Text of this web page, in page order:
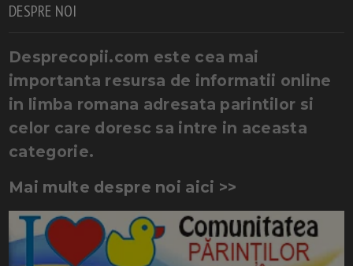
DESPRE NOI
Desprecopii.com este cea mai
importanta resursa de informatii online
in limba romana adresata parintilor si
celor care doresc sa intre in aceasta
categorie.
Mai multe despre noi aici >>